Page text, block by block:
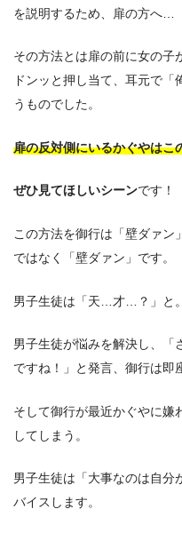
を説明するため、扉の方へ…
その方法とは扉の前に女の子
ドンッと押し当て、耳元で
うものでした。
扉の反対側にいるかぐやはこ
ぜひ見てほしいシーンです！
この方法を御行は「壁ダァン
ではなく「壁ダァン」です。
男子生徒は「天…才…？」と
男子生徒が悩みを解決し、「
ですね！」と発言、御行は即
そして御行が最近かぐやに嫌
してしまう。
男子生徒は「大事なのは自分
バイスします。